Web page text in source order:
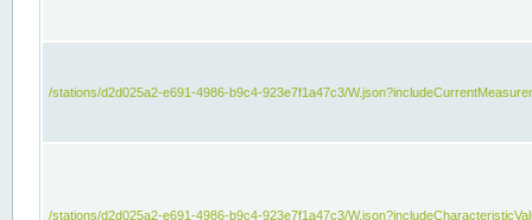
/stations/d2d025a2-e691-4986-b9c4-923e7f1a47c3/
/stations/d2d025a2-e691-4986-b9c4-923e7f1a47c3/